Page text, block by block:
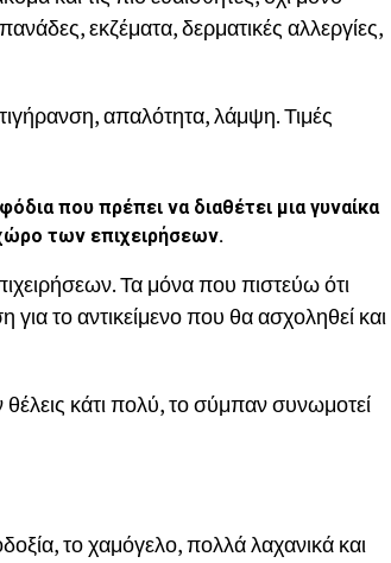
εκζέματα, δερματικές αλλεργίες,
απαλότητα, λάμψη. Τιμές
που πρέπει να διαθέτει μια γυναίκα
των επιχειρήσεων.
Τα μόνα που πιστεύω ότι
το αντικείμενο που θα ασχοληθεί και
κάτι πολύ, το σύμπαν συνωμοτεί
το χαμόγελο, πολλά λαχανικά και